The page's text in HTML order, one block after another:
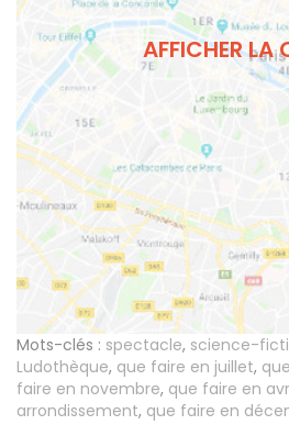
AFFICHER LA
Mots-clés : spectacle, science-
Ludothèque, que faire en juillet,
faire en novembre, que faire en
arrondissement, que faire en